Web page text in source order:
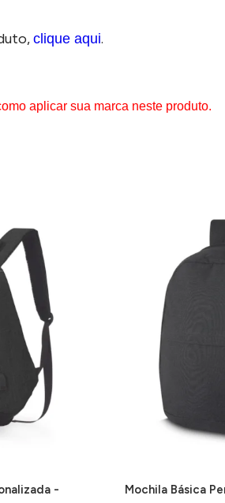
clique aqui.
aplicar sua marca neste produto.
-
Mochila Básica